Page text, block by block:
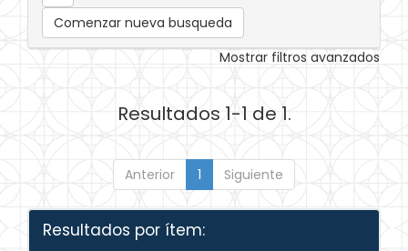
Comenzar nueva busqueda
Mostrar filtros avanzados
Resultados 1-1 de 1.
Anterior 1 Siguiente
Resultados por ítem: